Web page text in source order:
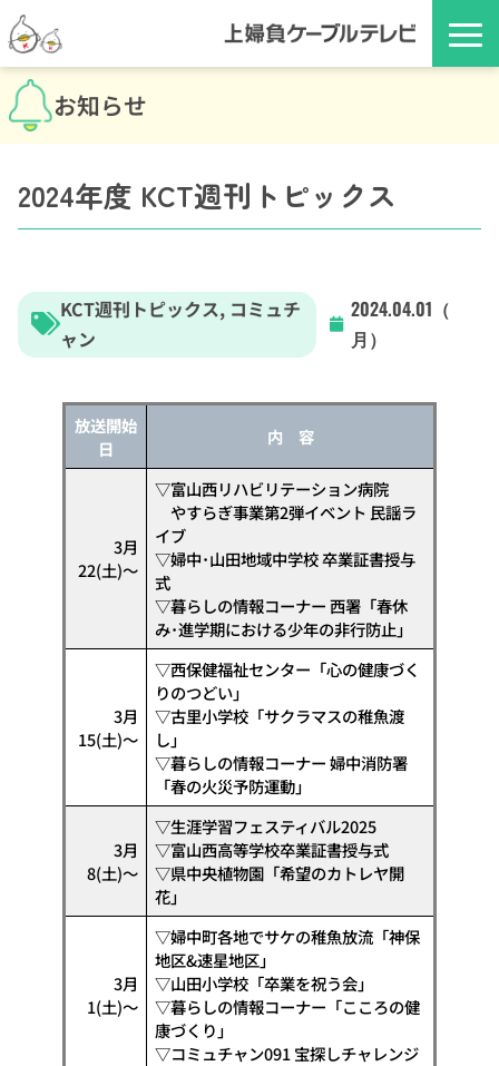
お知らせ
2024年度 KCT週刊トピックス
KCT週刊トピックス, コミュチ
ャン
2024.04.01（
月）
放送開始
日
内 容
3月
22(土)〜
▽富山西リハビリテーション病院
やすらぎ事業第2弾イベント 民謡ラ
イブ
▽婦中･山田地域中学校 卒業証書授与
式
▽暮らしの情報コーナー 西署「春休
み･進学期における少年の非行防止」
3月
15(土)〜
▽西保健福祉センター「心の健康づく
りのつどい」
▽古里小学校「サクラマスの稚魚渡
し」
▽暮らしの情報コーナー 婦中消防署
「春の火災予防運動」
3月
8(土)〜
▽生涯学習フェスティバル2025
▽富山西高等学校卒業証書授与式
▽県中央植物園「希望のカトレヤ開
花」
3月
1(土)〜
▽婦中町各地でサケの稚魚放流「神保
地区&速星地区」
▽山田小学校「卒業を祝う会」
▽暮らしの情報コーナー「こころの健
康づくり」
▽コミュチャン091 宝探しチャレンジ